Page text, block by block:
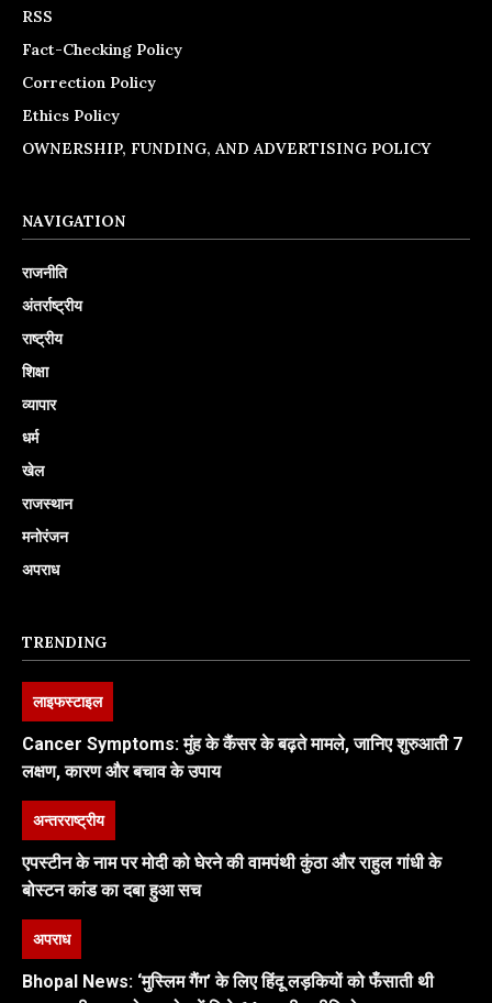
RSS
Fact-Checking Policy
Correction Policy
Ethics Policy
OWNERSHIP, FUNDING, AND ADVERTISING POLICY
NAVIGATION
राजनीति
अंतर्राष्ट्रीय
राष्ट्रीय
शिक्षा
व्यापार
धर्म
खेल
राजस्थान
मनोरंजन
अपराध
TRENDING
लाइफस्टाइल
Cancer Symptoms: मुंह के कैंसर के बढ़ते मामले, जानिए शुरुआती 7
लक्षण, कारण और बचाव के उपाय
अन्तरराष्ट्रीय
एपस्टीन के नाम पर मोदी को घेरने की वामपंथी कुंठा और राहुल गांधी के
बोस्टन कांड का दबा हुआ सच
अपराध
Bhopal News: ‘मुस्लिम गैंग’ के लिए हिंदू लड़कियों को फँसाती थी